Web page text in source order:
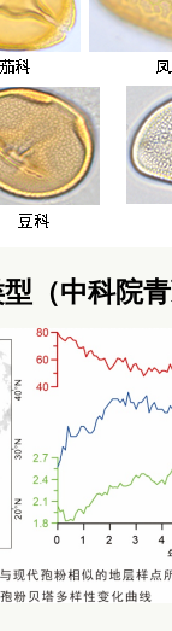
（中科院